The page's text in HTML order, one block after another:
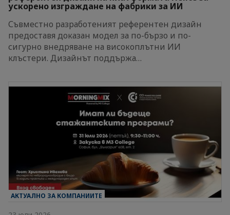
ускорено изграждане на фабрики за ИИ
Съвместно разработеният референтен дизайн
предоставя доказан модел за по-бързо и по-
сигурно внедряване на високоплътни ИИ
клъстери. Дизайнът поддържа…
АКТУАЛНО ЗА КОМПАНИИТЕ